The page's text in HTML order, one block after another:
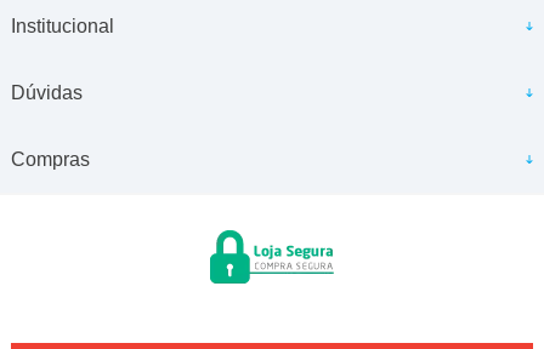
Institucional
Dúvidas
Compras